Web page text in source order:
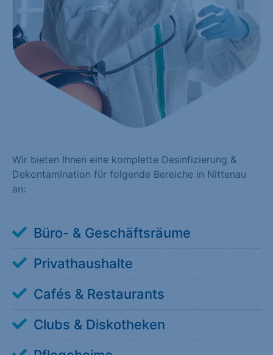
Wir bieten Ihnen eine komplette Desinfizierung &
Dekontamination für folgende Bereiche in Nittenau
an:
Büro- & Geschäftsräume
Privathaushalte
Cafés & Restaurants
Clubs & Diskotheken